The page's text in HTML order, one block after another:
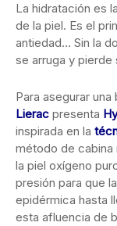
La hidratación es
de la piel. Es el
antiedad… Sin la
se arruga y pierde
Para asegurar
Lierac presenta
inspirada en la
método de cabina
la piel oxígeno
presión para que
epidérmica hasta
esta afluencia de